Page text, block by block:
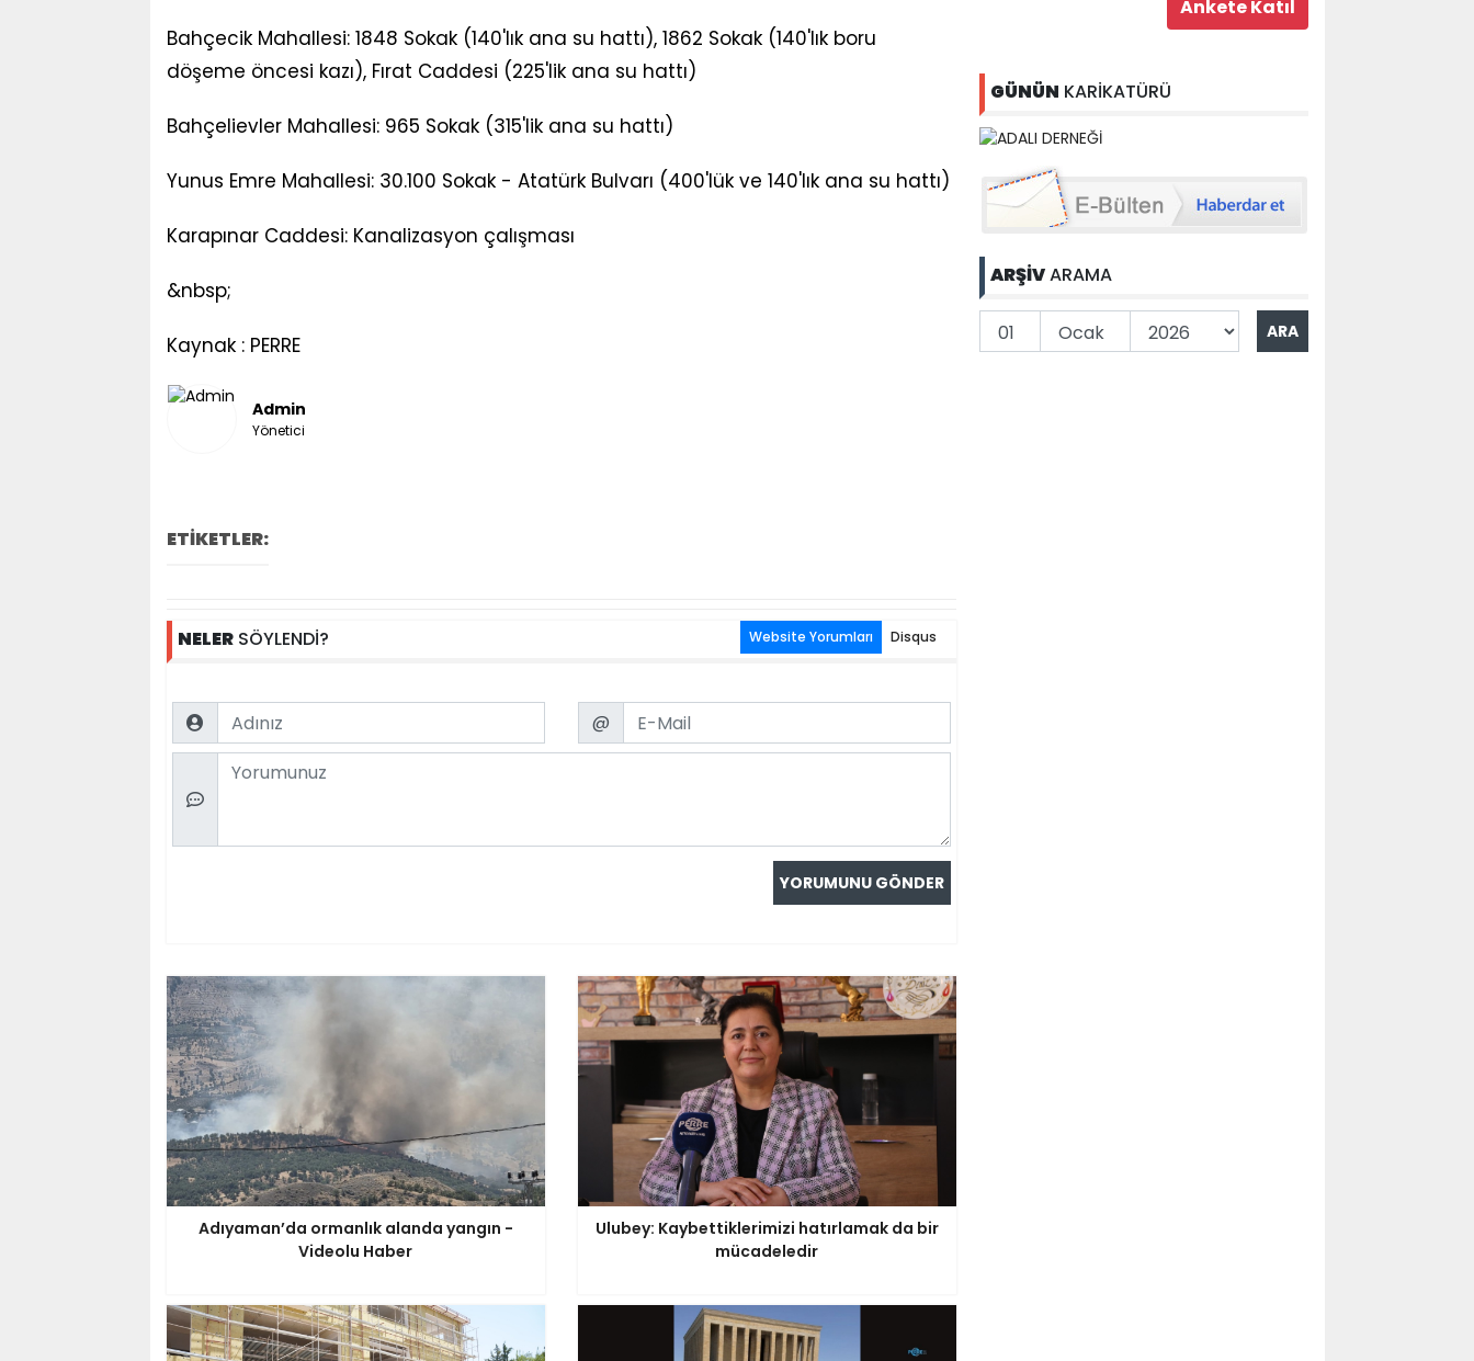
Bahçecik Mahallesi: 1848 Sokak (140'lık ana su hattı), 1862 Sokak (140'lık boru
döşeme öncesi kazı), Fırat Caddesi (225'lik ana su hattı)
Bahçelievler Mahallesi: 965 Sokak (315'lik ana su hattı)
Yunus Emre Mahallesi: 30.100 Sokak - Atatürk Bulvarı (400'lük ve 140'lık ana su hattı)
Karapınar Caddesi: Kanalizasyon çalışması
&nbsp;
Kaynak : PERRE
Admin
Yönetici
ETİKETLER:
NELERSÖYLENDİ? Website Yorumları Disqus
Name Email
@
Comment
Adıyaman’da ormanlık alanda yangın -
Videolu Haber
Ulubey: Kaybettiklerimizi hatırlamak da bir
mücadeledir
GÜNÜN KARİKATÜRÜ
ARŞİVARAMA